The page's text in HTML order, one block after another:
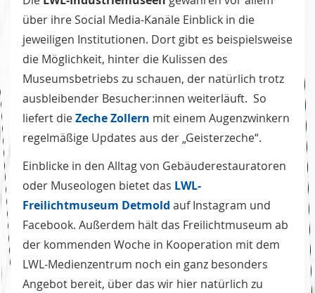
über ihre Social Media-Kanäle Einblick in die
jeweiligen Institutionen. Dort gibt es beispielsweise
die Möglichkeit, hinter die Kulissen des
Museumsbetriebs zu schauen, der natürlich trotz
ausbleibender Besucher:innen weiterläuft. So
liefert dieZeche Zollern mit einem Augenzwinkern
regelmäßige Updates aus der „Geisterzeche“.
Einblicke in den Alltag von Gebäuderestauratoren
oder Museologen bietet das LWL-
Freilichtmuseum Detmold auf Instagram und
Facebook. Außerdem hält das Freilichtmuseum ab
der kommenden Woche in Kooperation mit dem
LWL-Medienzentrum noch ein ganz besonders
Angebot bereit, über das wir hier natürlich zu